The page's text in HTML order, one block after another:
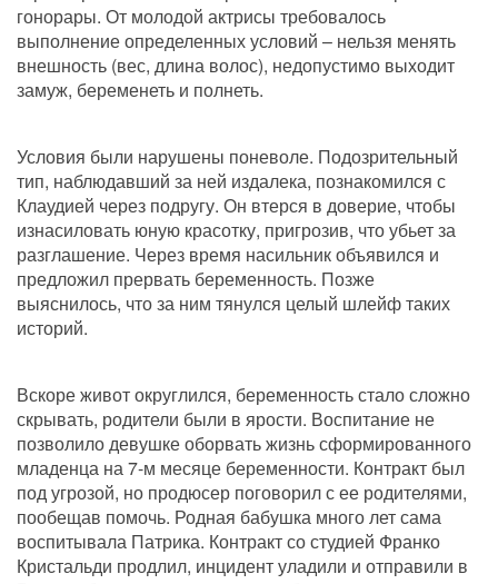
гонорары. От молодой актрисы требовалось
выполнение определенных условий – нельзя менять
внешность (вес, длина волос), недопустимо выходит
замуж, беременеть и полнеть.
Условия были нарушены поневоле. Подозрительный
тип, наблюдавший за ней издалека, познакомился с
Клаудией через подругу. Он втерся в доверие, чтобы
изнасиловать юную красотку, пригрозив, что убьет за
разглашение. Через время насильник объявился и
предложил прервать беременность. Позже
выяснилось, что за ним тянулся целый шлейф таких
историй.
Вскоре живот округлился, беременность стало сложно
скрывать, родители были в ярости. Воспитание не
позволило девушке оборвать жизнь сформированного
младенца на 7-м месяце беременности. Контракт был
под угрозой, но продюсер поговорил с ее родителями,
пообещав помочь. Родная бабушка много лет сама
воспитывала Патрика. Контракт со студией Франко
Кристальди продлил, инцидент уладили и отправили в